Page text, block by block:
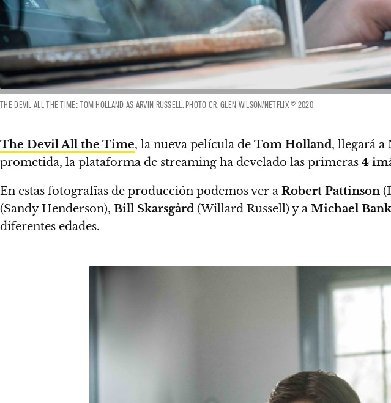
THE DEVIL ALL THE TIME: TOM HOLLAND AS ARVIN RUSSELL. PHOTO CR. GLEN WILSON/NETFLIX © 2020
The Devil All the Time, la nueva película de Tom Holland, llegará a
prometida, la plataforma de streaming ha develado las primeras 4
En estas fotografías de producción podemos ver a Robert Pattinson
(Sandy Henderson), Bill Skarsgård (Willard Russell) y a Michael
diferentes edades.